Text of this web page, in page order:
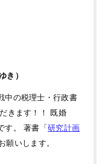
き）
中の税理士・行政書
きます！！ 既婚
す。 著書「研究計画
願いします。